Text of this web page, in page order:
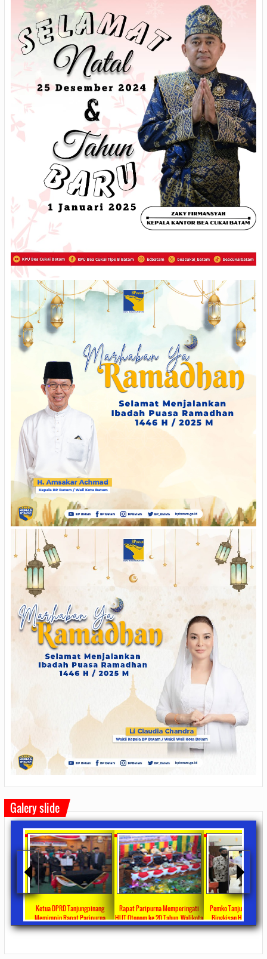
Galery slide
Ketua DPRD Tanjungpinang
Memimpin Rapat Paripurna
Pengesahan Ranperda Perubahan
2022/09/240 Comments
Rapat Paripurna Memperingati
HUT Otonom ke 20 Tahun, Walikota
Rahma Paparkan Capaian
2021/10/180 Comments
Pemko Tanjung
Bingkisan Hari Raya
Untuk Masyarakat
2020/05/110